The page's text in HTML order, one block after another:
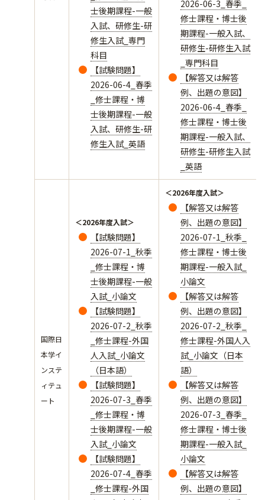
士後期課程-一般
入試、研修生-研
修生入試_専門
科目
【試験問題】
2026-06-4_春季
_修士課程・博
士後期課程-一般
入試、研修生-研
修生入試_英語
2026-06-3_春季_
修士課程・博士後
期課程-一般入試、
研修生-研修生入試
_専門科目
【解答又は解答
例、出題の意図】
2026-06-4_春季_
修士課程・博士後
期課程-一般入試、
研修生-研修生入試
_英語
国際日
本学イ
ンステ
ィテュ
ート
＜2026年度入試＞
【試験問題】
2026-07-1_秋季
_修士課程・博
士後期課程-一般
入試_小論文
【試験問題】
2026-07-2_秋季
_修士課程-外国
人入試_小論文
（日本語）
【試験問題】
2026-07-3_春季
_修士課程・博
士後期課程-一般
入試_小論文
【試験問題】
2026-07-4_春季
_修士課程-外国
＜2026年度入試＞
【解答又は解答
例、出題の意図】
2026-07-1_秋季_
修士課程・博士後
期課程-一般入試_
小論文
【解答又は解答
例、出題の意図】
2026-07-2_秋季_
修士課程-外国人入
試_小論文（日本
語）
【解答又は解答
例、出題の意図】
2026-07-3_春季_
修士課程・博士後
期課程-一般入試_
小論文
【解答又は解答
例、出題の意図】